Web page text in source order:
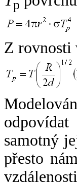
p
Z rovnosti
samotný
přesto